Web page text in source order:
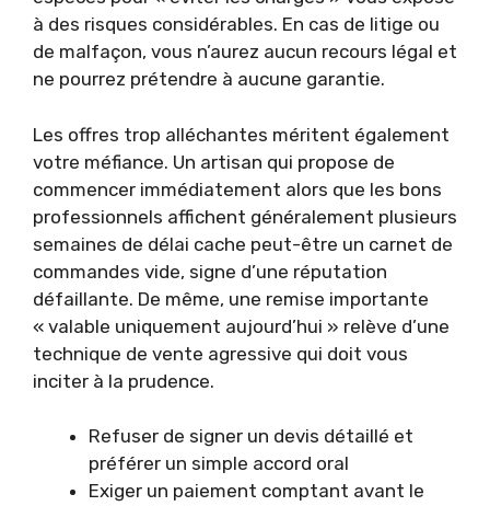
à des risques considérables. En cas de litige ou
de malfaçon, vous n’aurez aucun recours légal et
ne pourrez prétendre à aucune garantie.
Les offres trop alléchantes méritent également
votre méfiance. Un artisan qui propose de
commencer immédiatement alors que les bons
professionnels affichent généralement plusieurs
semaines de délai cache peut-être un carnet de
commandes vide, signe d’une réputation
défaillante. De même, une remise importante
« valable uniquement aujourd’hui » relève d’une
technique de vente agressive qui doit vous
inciter à la prudence.
Refuser de signer un devis détaillé et
préférer un simple accord oral
Exiger un paiement comptant avant le